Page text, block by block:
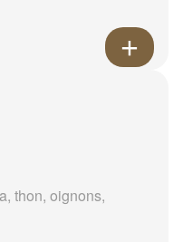
thon, oignons,